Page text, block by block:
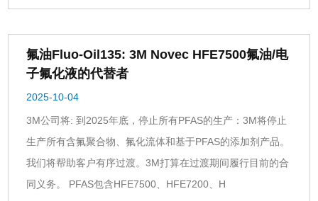
氟油Fluo-Oil135: 3M Novec HFE7500氟油/电
子氟化液的代替者
2025-10-04
3M公司将: 到2025年底，停止所有PFAS的生产：3M将停止
生产所有含氟聚合物、氟化流体和基于PFAS的添加剂产品。
我们将帮助客户有序过渡。3M打算在过渡期间履行目前的合
同义务。 PFAS包含HFE7500、HFE7200、H